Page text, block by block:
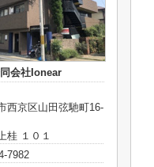
会社Ionear
西京区山田弦馳町16-
桂 １０１
7982